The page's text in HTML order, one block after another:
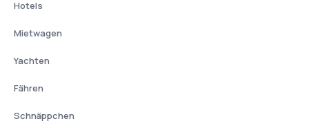
Hotels
Mietwagen
Yachten
Fähren
Schnäppchen